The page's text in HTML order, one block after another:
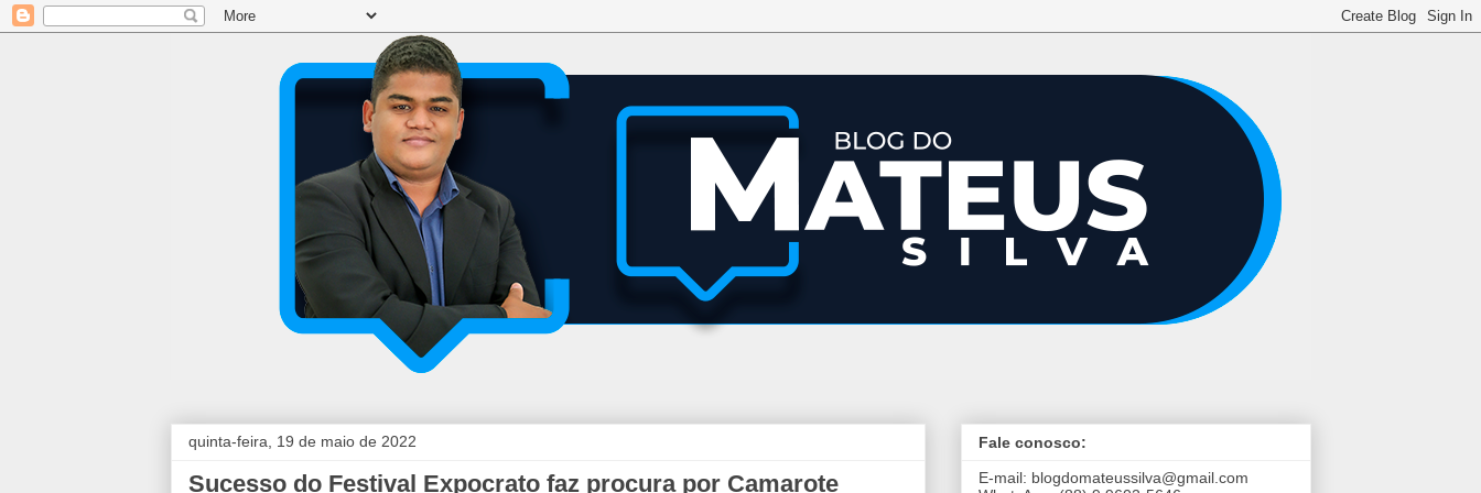
quinta-feira, 19 de maio de 2022
Sucesso do Festival Expocrato faz procura por Camarote
Fale conosco:
E-mail: blogdomateussilva@gmail.com